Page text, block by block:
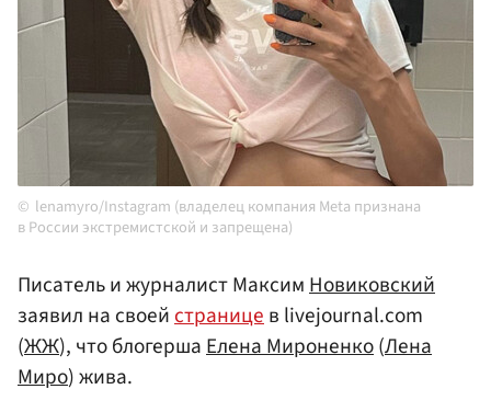
lenamyro/Instagram (владелец компания Meta признана
в России экстремистской и запрещена)
Писатель и журналист МаксимНовиковский
заявил на своейстраницев livejournal.com
(ЖЖ), что блогершаЕлена Мироненко(Лена
Миро) жива.